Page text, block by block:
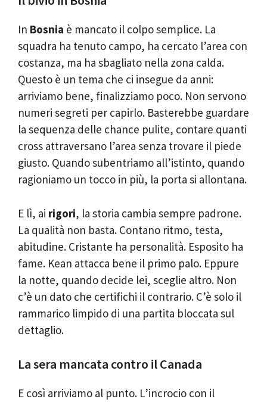
In Bosnia è mancato il colpo semplice. La
squadra ha tenuto campo, ha cercato l’area con
costanza, ma ha sbagliato nella zona calda.
Questo è un tema che ci insegue da anni:
arriviamo bene, finalizziamo poco. Non servono
numeri segreti per capirlo. Basterebbe guardare
la sequenza delle chance pulite, contare quanti
cross attraversano l’area senza trovare il piede
giusto. Quando subentriamo all’istinto, quando
ragioniamo un tocco in più, la porta si allontana.
E lì, ai rigori, la storia cambia sempre padrone.
La qualità non basta. Contano ritmo, testa,
abitudine. Cristante ha personalità. Esposito ha
fame. Kean attacca bene il primo palo. Eppure
la notte, quando decide lei, sceglie altro. Non
c’è un dato che certifichi il contrario. C’è solo il
rammarico limpido di una partita bloccata sul
dettaglio.
La sera mancata contro il Canada
E così arriviamo al punto. L’incrocio con il